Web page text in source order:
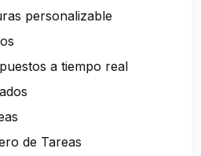
personalizable
a tiempo real
de Tareas